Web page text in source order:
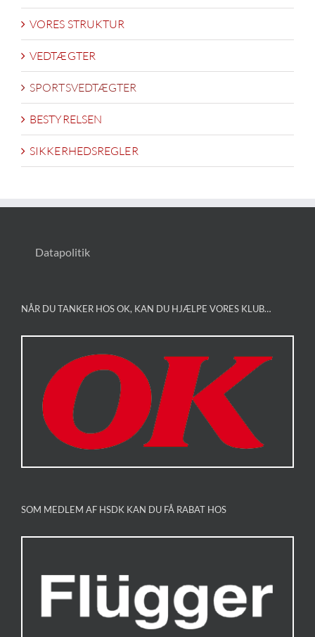
VORES STRUKTUR
VEDTÆGTER
SPORTSVEDTÆGTER
BESTYRELSEN
SIKKERHEDSREGLER
Datapolitik
NÅR DU TANKER HOS OK, KAN DU HJÆLPE VORES KLUB…
SOM MEDLEM AF HSDK KAN DU FÅ RABAT HOS